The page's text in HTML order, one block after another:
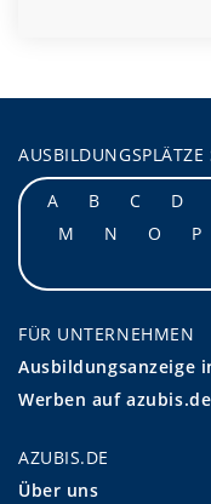
AUSBILDUNGSPLÄTZE
A
B C D
M
N O P
FÜR UNTERNEHMEN
Ausbildungsanzeige
Werben auf azubis.de
AZUBIS.DE
Über uns